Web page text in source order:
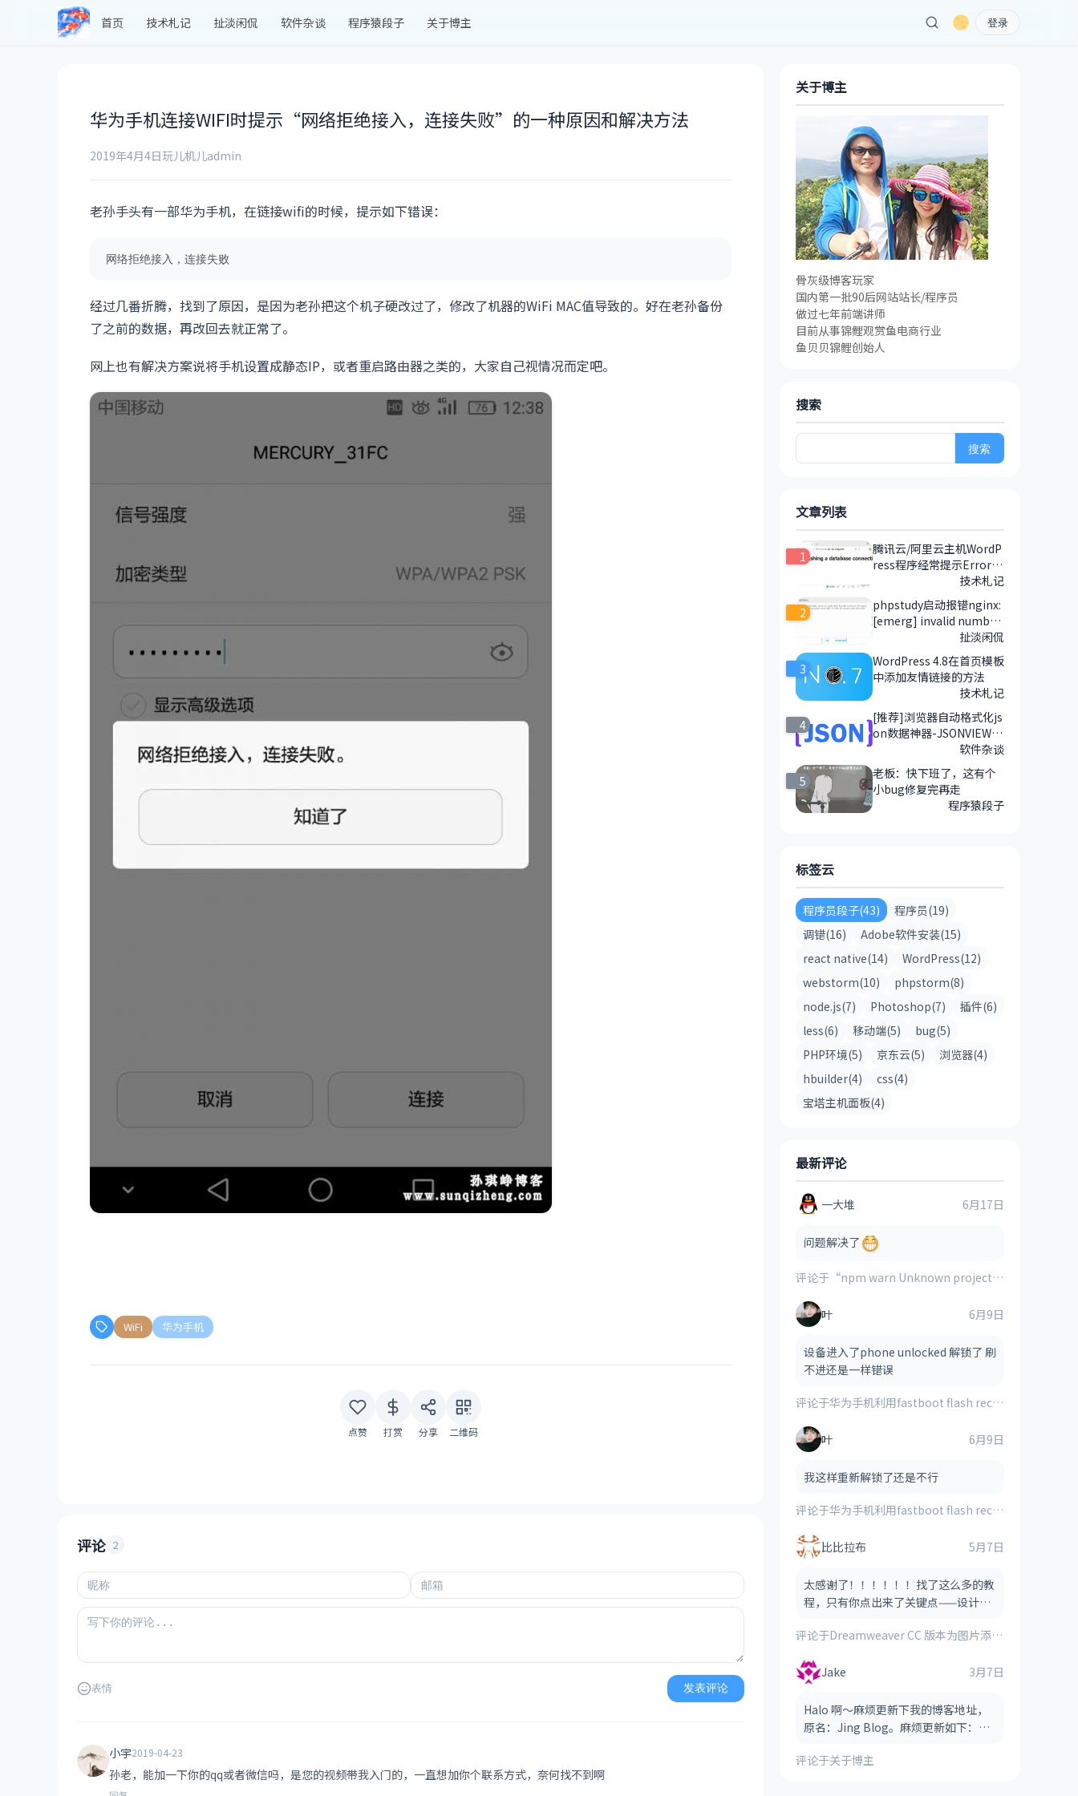
首页 技术札记 扯淡闲侃 软件杂谈 程序猿段子 关于博主 登录
华为手机连接WIFI时提示“网络拒绝接入，连接失败”的一种原因和解决方法
2019年4月4日玩儿机儿admin
老孙手头有一部华为手机，在链接wifi的时候，提示如下错误：
网络拒绝接入，连接失败
经过几番折腾，找到了原因，是因为老孙把这个机子硬改过了，修改了机器的WiFi MAC值导致的。好在老孙备份
了之前的数据，再改回去就正常了。
网上也有解决方案说将手机设置成静态IP，或者重启路由器之类的，大家自己视情况而定吧。
WiFi 华为手机
点赞 打赏 分享 二维码
评论 2
表情 发表评论
小宇2019-04-23
孙老，能加一下你的qq或者微信吗，是您的视频带我入门的，一直想加你个联系方式，奈何找不到啊
关于博主
骨灰级博客玩家
国内第一批90后网站站长/程序员
做过七年前端讲师
目前从事锦鲤观赏鱼电商行业
鱼贝贝锦鲤创始人
搜索
搜
文章列表
1
腾讯云/阿里云主机WordP
ress程序经常提示Error e
stablishing a database c
onnection 错误的解决方
法
技术札记
2
phpstudy启动报错nginx:
[emerg] invalid number
of arguments in "includ
e" directive in 的解决方
法
扯淡闲侃
3
WordPress 4.8在首页模板
中添加友情链接的方法
技术札记
4
[推荐]浏览器自动格式化js
on数据神器-JSONVIEW插
软件杂谈
5
老板：快下班了，这有个
小bug修复完再走
程序猿段子
标签云
程序员段子(43)
程序员(19)
调错(16)
Adobe软件安装(15)
react native(14)
WordPress(12)
webstorm(10)
phpstorm(8)
node.js(7)
Photoshop(7)
插件(6)
less(6)
移动端(5)
bug(5)
PHP环境(5)
京东云(5)
浏览器(4)
hbuilder(4)
css(4)
宝塔主机面板(4)
最新评论
一大堆 6月17日
问题解决了
评论于 “npm warn Unknown project config “electron_mirror”. This will stop working in the next major version of npm”的解决方案
叶 6月9日
设备进入了phone unlocked 解锁了 刷
不进还是一样错误
评论于华为手机利用fastboot flash recovery_ramdisk **.img刷入的第三方recovery时提示“FAILED(remote:image verification error)”的解决方法
叶 6月9日
我这样重新解锁了还是不行
评论于华为手机利用fastboot flash recovery_ramdisk **.img刷入的第三方recovery时提示“FAILED(remote:image verification error)”的解决方法
比比拉布 5月7日
太感谢了！！！！！！找了这么多的教
程，只有你点出来了关键点——设计视
评论于Dreamweaver CC 版本为图片添加图像热点（图像地图）的方法
Jake 3月7日
Halo 啊～麻烦更新下我的博客地址，
原名：Jing Blog。麻烦更新如下：
留，看哪个风格适合） 网址：htt
评论于关于博主